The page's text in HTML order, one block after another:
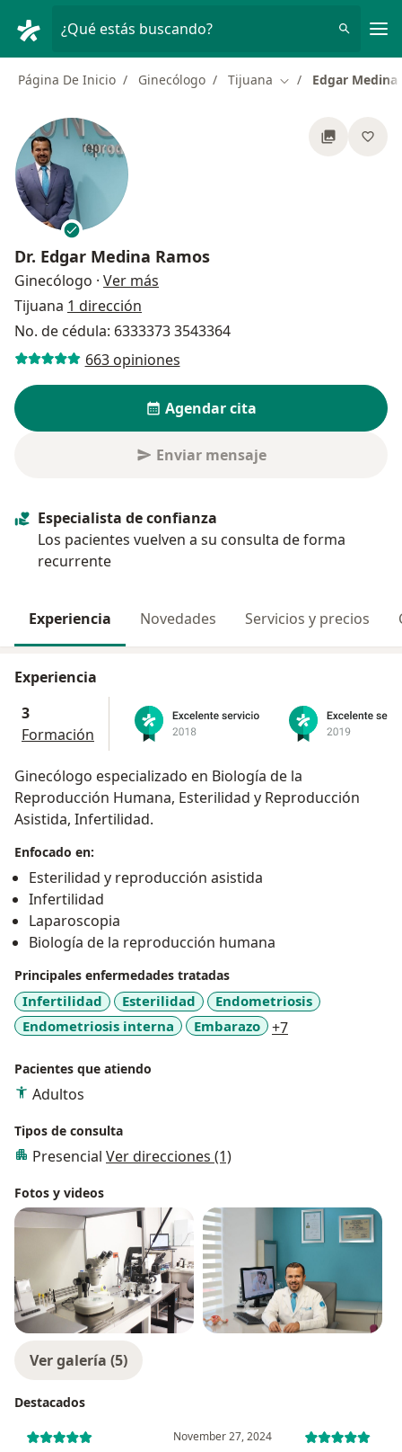
¿Qué estás buscando?
Página De Inicio Ginecólogo Tijuana Cambiar de ciudad
Edgar Medina
Dr. Edgar Medina Ramos
Ginecólogo · Ver más
Tijuana 1 dirección
No. de cédula: 6333373 3543364
663 opiniones
Agendar cita
Enviar mensaje
Especialista de confianza
Los pacientes vuelven a su consulta de forma
recurrente
Experiencia Novedades Servicios y precios
Experiencia
3
Formación
Ginecólogo especializado en Biología de la
Reproducción Humana, Esterilidad y Reproducción
Asistida, Infertilidad.
Enfocado en:
Esterilidad y reproducción asistida
Infertilidad
Laparoscopia
Biología de la reproducción humana
Principales enfermedades tratadas
Infertilidad Esterilidad
Endometriosis
Endometriosis interna
Embarazo +7
Pacientes que atiendo
Adultos
Tipos de consulta
Presencial Ver direcciones (1)
Fotos y videos
Ver galería (5)
Destacados
November 27, 2024